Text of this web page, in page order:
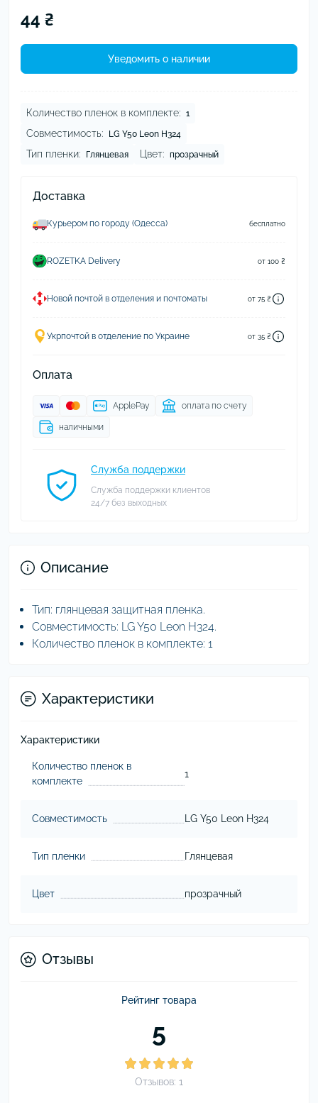
44 ₴
Уведомить о наличии
Количество пленок в комплекте: 1
Совместимость: LG Y50 Leon H324
Тип пленки: Глянцевая Цвет: прозрачный
Доставка
Курьером по городу (Одесса) бесплатно
ROZETKA Delivery от 100 ₴
Новой почтой в отделения и почтоматы от 75 ₴
Укрпочтой в отделение по Украине от 35 ₴
Оплата
ApplePay оплата по счету
наличными
Служба поддержки
Служба поддержки клиентов
24/7 без выходных
Описание
Тип: глянцевая защитная пленка.
Совместимость: LG Y50 Leon H324.
Количество пленок в комплекте: 1
Характеристики
Характеристики
Количество пленок в
комплекте
1
Совместимость LG Y50 Leon H324
Тип пленки Глянцевая
Цвет прозрачный
Отзывы
Рейтинг товара
5
Отзывов: 1